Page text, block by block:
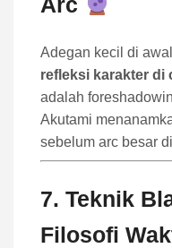
Adegan kecil di
refleksi karakter di
adalah
Akutami
sebelum arc besar
7. Teknik
Filosofi